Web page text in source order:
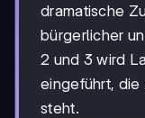
dramatische
bürgerlicher
2 und 3 wird
eingeführt, die
steht.